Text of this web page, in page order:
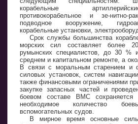
корабельные
противокорабельное и зе-нитно-
подводное вооружение,
корабельные установки,
Срок службы большинства
морских сил составляет более
румынских специалистов, до 30 %
среднем и капитальном ремонте, а
В связи с моральным старением и
силовых установок, систем
также финансовыми ограничениями
закупке запасных частей и
боевом составе ВМС сохраняется
необходимое количество
вспомогательных судов.
В мирное время основные